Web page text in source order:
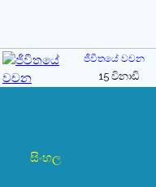
ජීවිතයේ වචන
15 විනාඩි
සිංහල